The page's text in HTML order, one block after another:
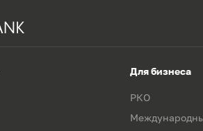
Для бизнеса
РКО